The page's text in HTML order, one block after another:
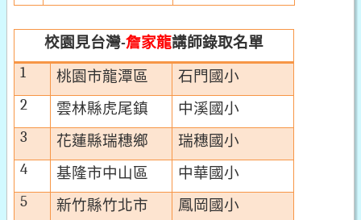
校園見台灣-詹家龍講師錄取名單
1 桃園市龍潭區 石門國小
2 雲林縣虎尾鎮 中溪國小
3 花蓮縣瑞穗鄉 瑞穗國小
4 基隆市中山區 中華國小
5 新竹縣竹北市 鳳岡國小